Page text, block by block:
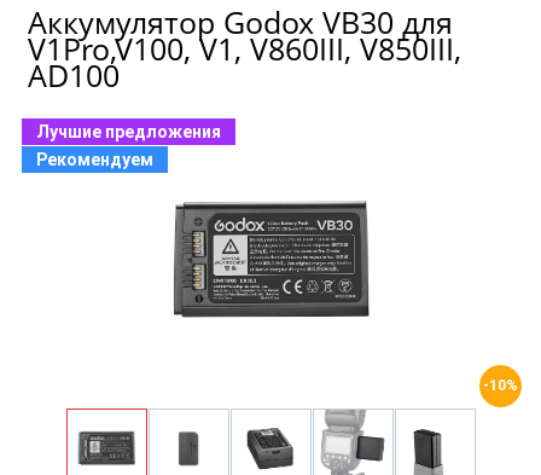
Аккумулятор Godox VB30 для
V1Pro,V100, V1, V860III, V850III,
AD100
Лучшие предложения
Рекомендуем
-10%